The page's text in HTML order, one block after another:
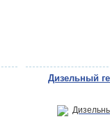
Дизельный